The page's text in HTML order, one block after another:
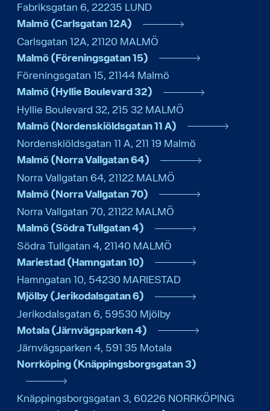
Fabriksgatan 6, 22235 LUND
Malmö (Carlsgatan 12A)
Carlsgatan 12A, 21120 MALMÖ
Malmö (Föreningsgatan 15)
Föreningsgatan 15, 21144 Malmö
Malmö (Hyllie Boulevard 32)
Hyllie Boulevard 32, 215 32 MALMÖ
Malmö (Nordenskiöldsgatan 11 A)
Nordenskiöldsgatan 11 A, 211 19 Malmö
Malmö (Norra Vallgatan 64)
Norra Vallgatan 64, 21122 MALMÖ
Malmö (Norra Vallgatan 70)
Norra Vallgatan 70, 21122 MALMÖ
Malmö (Södra Tullgatan 4)
Södra Tullgatan 4, 21140 MALMÖ
Mariestad (Hamngatan 10)
Hamngatan 10, 54230 MARIESTAD
Mjölby (Jerikodalsgatan 6)
Jerikodalsgatan 6, 59530 Mjölby
Motala (Järnvägsparken 4)
Järnvägsparken 4, 591 35 Motala
Norrköping (Knäppingsborgsgatan 3)
Knäppingsborgsgatan 3, 60226 NORRKÖPING